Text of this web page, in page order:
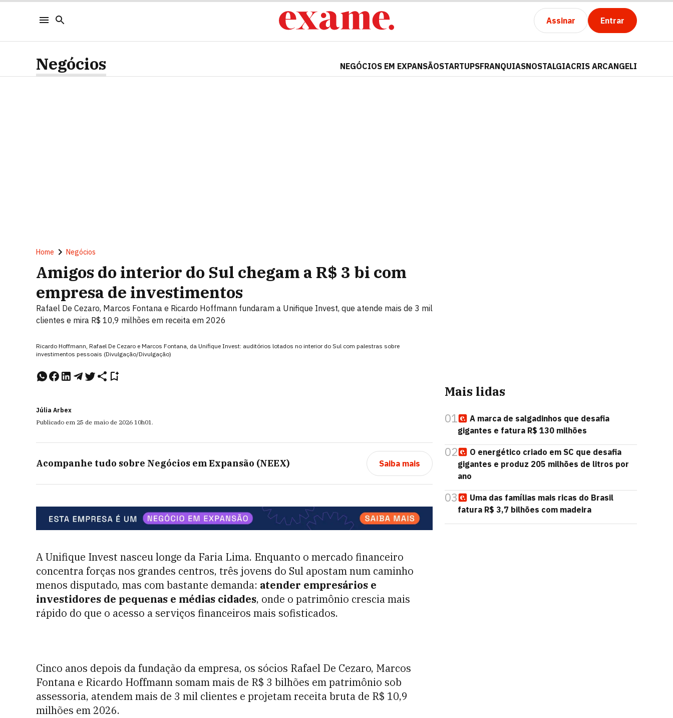
Assinar Entrar
Negócios NEGÓCIOS EM EXPANSÃOSTARTUPSFRANQUIASNOSTALGIACRIS ARCANGELI
Home Negócios
Amigos do interior do Sul chegam a R$ 3 bi com
empresa de investimentos
Rafael De Cezaro, Marcos Fontana e Ricardo Hoffmann fundaram a Unifique Invest, que atende mais de 3 mil
clientes e mira R$ 10,9 milhões em receita em 2026
Ricardo Hoffmann, Rafael De Cezaro e Marcos Fontana, da Unifique Invest: auditórios lotados no interior do Sul com palestras sobre
investimentos pessoais (Divulgação/Divulgação)
Júlia Arbex
Publicado em 25 de maio de 2026 10h01.
Acompanhe tudo sobre Negócios em Expansão (NEEX) Saiba mais
A Unifique Invest nasceu longe da Faria Lima. Enquanto o mercado financeiro
concentra forças nos grandes centros, três jovens do Sul apostam num caminho
menos disputado, mas com bastante demanda: atender empresários e
investidores de pequenas e médias cidades, onde o patrimônio crescia mais
rápido do que o acesso a serviços financeiros mais sofisticados.
Cinco anos depois da fundação da empresa, os sócios Rafael De Cezaro, Marcos
Fontana e Ricardo Hoffmann somam mais de R$ 3 bilhões em patrimônio sob
assessoria, atendem mais de 3 mil clientes e projetam receita bruta de R$ 10,9
milhões em 2026.
Mais lidas
01
A marca de salgadinhos que desafia
gigantes e fatura R$ 130 milhões
02
O energético criado em SC que desafia
gigantes e produz 205 milhões de litros por
ano
03
Uma das famílias mais ricas do Brasil
fatura R$ 3,7 bilhões com madeira